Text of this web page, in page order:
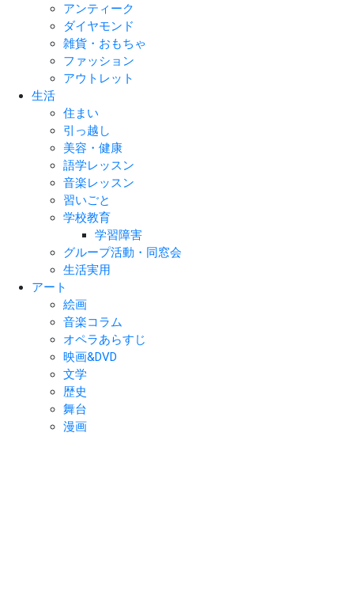
アンティーク
ダイヤモンド
雑貨・おもちゃ
ファッション
アウトレット
生活
住まい
引っ越し
美容・健康
語学レッスン
音楽レッスン
習いごと
学校教育
学習障害
グループ活動・同窓会
生活実用
アート
絵画
音楽コラム
オペラあらすじ
映画&DVD
文学
歴史
舞台
漫画